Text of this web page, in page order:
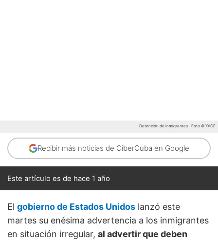
Detención de inmigrantes Foto © X/ICE
Recibir más noticias de CiberCuba en Google
Este artículo es de hace 1 año
El gobierno de Estados Unidos lanzó este
martes su enésima advertencia a los inmigrantes
en situación irregular, al advertir que deben